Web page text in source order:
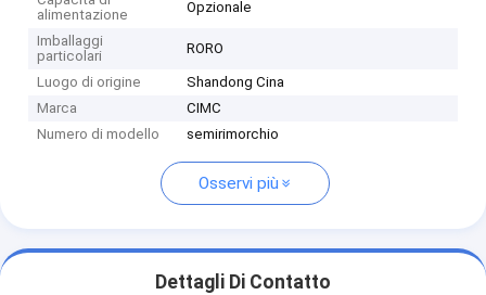
alimentazione
Opzionale
Imballaggi
particolari
RORO
Luogo di origine
Shandong Cina
Marca
CIMC
Numero di modello
semirimorchio
Osservi più
Dettagli Di Contatto